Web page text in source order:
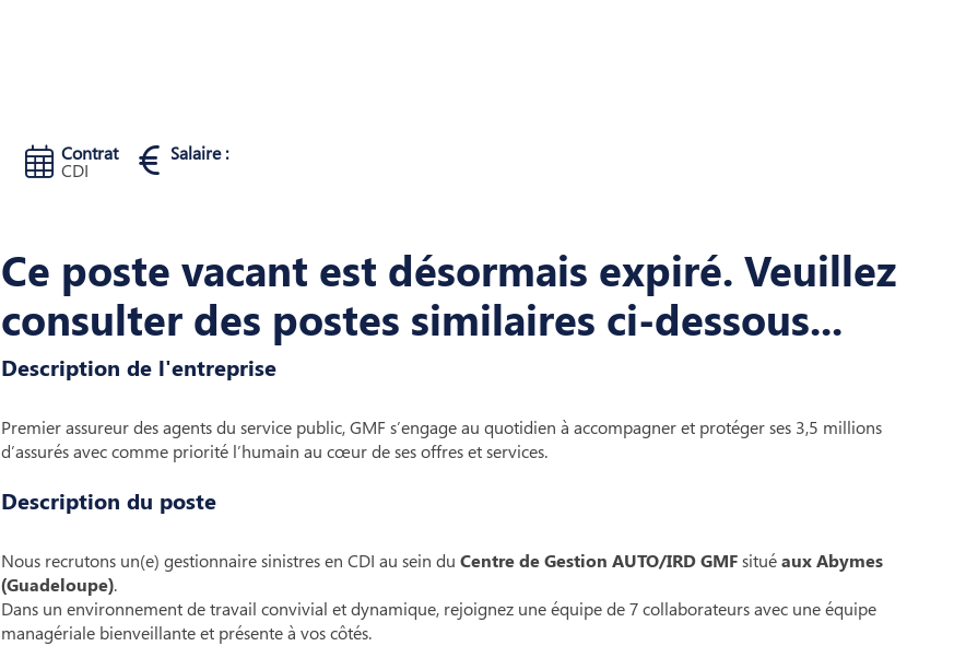
Contrat
CDI
Salaire :
Ce poste vacant est désormais expiré. Veuillez
consulter des postes similaires ci-dessous...
Description de l'entreprise
Premier assureur des agents du service public, GMF s’engage au quotidien à accompagner et protéger ses 3,5 millions
d’assurés avec comme priorité l’humain au cœur de ses offres et services.
Description du poste
Nous recrutons un(e) gestionnaire sinistres en CDI au sein du Centre de Gestion AUTO/IRD GMFsituéauxAbymes
(Guadeloupe).
Dans un environnement de travail convivial et dynamique, rejoignez une équipe de 7 collaborateurs avec une équipe
managériale bienveillante et présente à vos côtés.